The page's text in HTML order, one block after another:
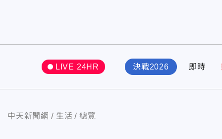
LIVE 24HR 決戰2026 即時
中天新聞網 生活 總覽